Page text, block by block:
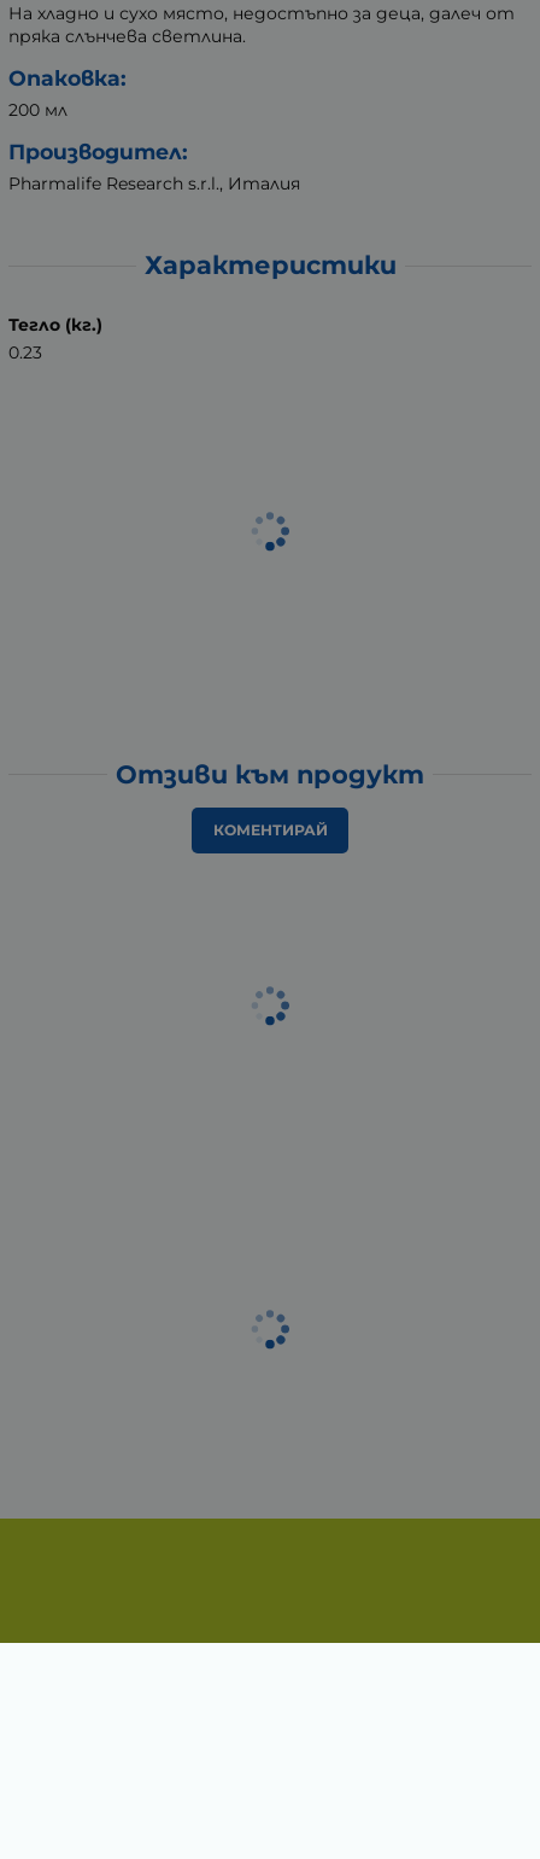
На хладно и сухо място, недостъпно за деца, далеч от
пряка слънчева светлина.
Опаковка:
200 мл
Производител:
Pharmalife Research s.r.l., Италия
Характеристики
Тегло (кг.)
0.23
Отзиви към продукт
КОМЕНТИРАЙ